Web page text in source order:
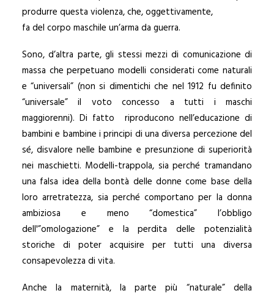
produrre questa violenza, che, oggettivamente,
fa del corpo maschile un’arma da guerra.
Sono, d’altra parte, gli stessi mezzi di comunicazione di
massa che perpetuano modelli considerati come naturali
e “universali” (non si dimentichi che nel 1912 fu definito
“universale” il voto concesso a tutti i maschi
maggiorenni). Di fatto riproducono nell’educazione di
bambini e bambine i principi di una diversa percezione del
sé, disvalore nelle bambine e presunzione di superiorità
nei maschietti. Modelli-trappola, sia perché tramandano
una falsa idea della bontà delle donne come base della
loro arretratezza, sia perché comportano per la donna
ambiziosa e meno “domestica” l’obbligo
dell'”omologazione” e la perdita delle potenzialità
storiche di poter acquisire per tutti una diversa
consapevolezza di vita.
Anche la maternità, la parte più “naturale” della